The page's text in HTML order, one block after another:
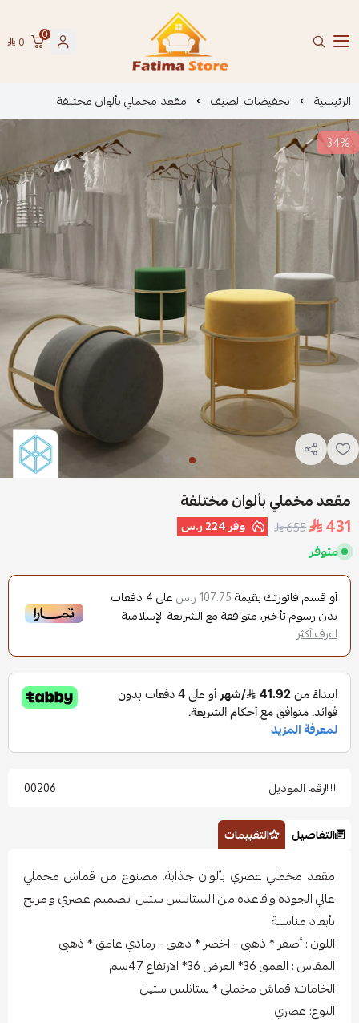
فاطمة ستور Fatima Store
0
0
الرئيسية تخفيضات الصيف
مقعد مخملي بألوان مختلفة
34%
مقعد مخملي بألوان مختلفة
431
655 وفر224 ر.س
متوفر
أو قسم فاتورتك بقيمة 107.75 ر.س على4 دفعات
بدون رسوم تأخير، متوافقة مع الشريعة الإسلامية
اعرف أكثر
رقم الموديل 00206
التفاصيل التقييمات
مقعد مخملي عصري بألوان جذابة. مصنوع من قماش مخملي
عالي الجودة وقاعدة من الستانلس ستيل. تصميم عصري ومريح
بأبعاد مناسبة
اللون : أصفر * ذهبي - اخضر * ذهبي - رمادي غامق * ذهبي
المقاس : العمق 36* العرض 36* الارتفاع 47سم
الخامات: قماش مخملي * ستانلس ستيل
النوع: عصري